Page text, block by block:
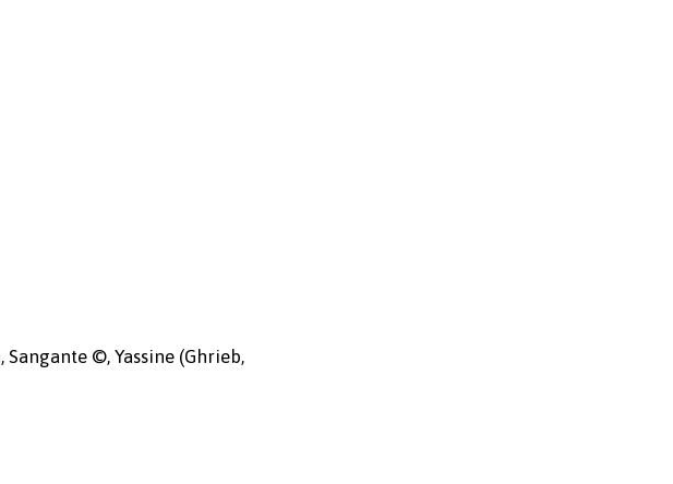
©, Yassine (Ghrieb,